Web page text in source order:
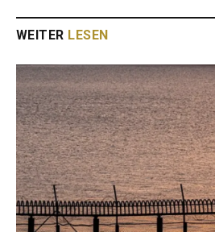
WEITER LESEN